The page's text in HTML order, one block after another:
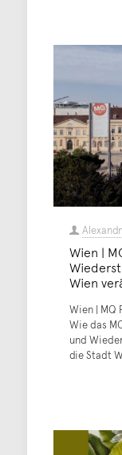
Wien |
Wien
Wien | MQ
Wie das
und
die Stadt